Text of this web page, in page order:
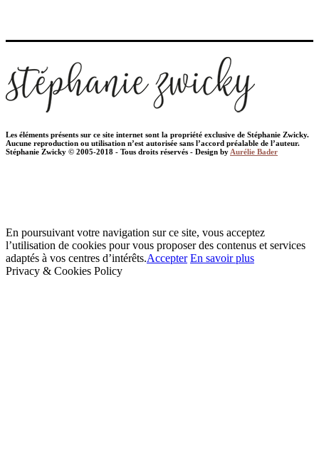
Les éléments présents sur ce site internet sont la propriété exclusive de Stéphanie Zwicky.
Aucune reproduction ou utilisation n’est autorisée sans l’accord préalable de l’auteur.
Stéphanie Zwicky © 2005-2018 - Tous droits réservés - Design by Aurélie Bader
En poursuivant votre navigation sur ce site, vous acceptez
l’utilisation de cookies pour vous proposer des contenus et services
adaptés à vos centres d’intérêts.Accepter En savoir plus
Privacy & Cookies Policy